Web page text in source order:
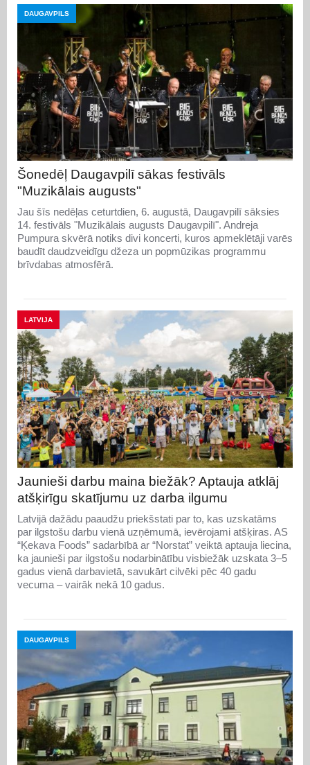
DAUGAVPILS
Šonedēļ Daugavpilī sākas festivāls
"Muzikālais augusts"
Jau šīs nedēļas ceturtdien, 6. augustā, Daugavpilī sāksies
14. festivāls "Muzikālais augusts Daugavpilī". Andreja
Pumpura skvērā notiks divi koncerti, kuros apmeklētāji varēs
baudīt daudzveidīgu džeza un popmūzikas programmu
brīvdabas atmosfērā.
LATVIJA
Jaunieši darbu maina biežāk? Aptauja atklāj
atšķirīgu skatījumu uz darba ilgumu
Latvijā dažādu paaudžu priekšstati par to, kas uzskatāms
par ilgstošu darbu vienā uzņēmumā, ievērojami atšķiras. AS
“Ķekava Foods” sadarbībā ar “Norstat” veiktā aptauja liecina,
ka jaunieši par ilgstošu nodarbinātību visbiežāk uzskata 3–5
gadus vienā darbavietā, savukārt cilvēki pēc 40 gadu
vecuma – vairāk nekā 10 gadus.
DAUGAVPILS